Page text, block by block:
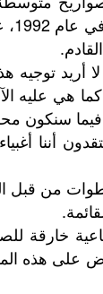
أريد توجيه
هي عليه
فيما
أننا
من قبل
خارقة
هذه